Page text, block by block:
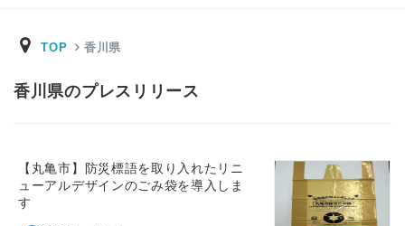
TOP 香川県
香川県のプレスリリース
【丸亀市】防災標語を取り入れたリニ
ューアルデザインのごみ袋を導入しま
す